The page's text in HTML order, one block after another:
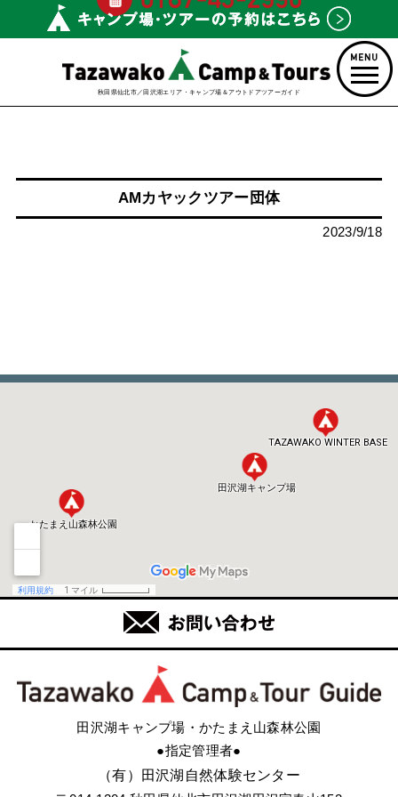
秋田県仙北市／田沢湖エリア・キャンプ場＆アウトドアツアーガイド
AMカヤックツアー団体
2023/9/18
田沢湖キャンプ場・かたまえ山森林公園
●指定管理者●
（有）田沢湖自然体験センター